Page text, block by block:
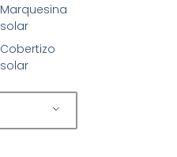
Marquesina
solar
Cobertizo
solar